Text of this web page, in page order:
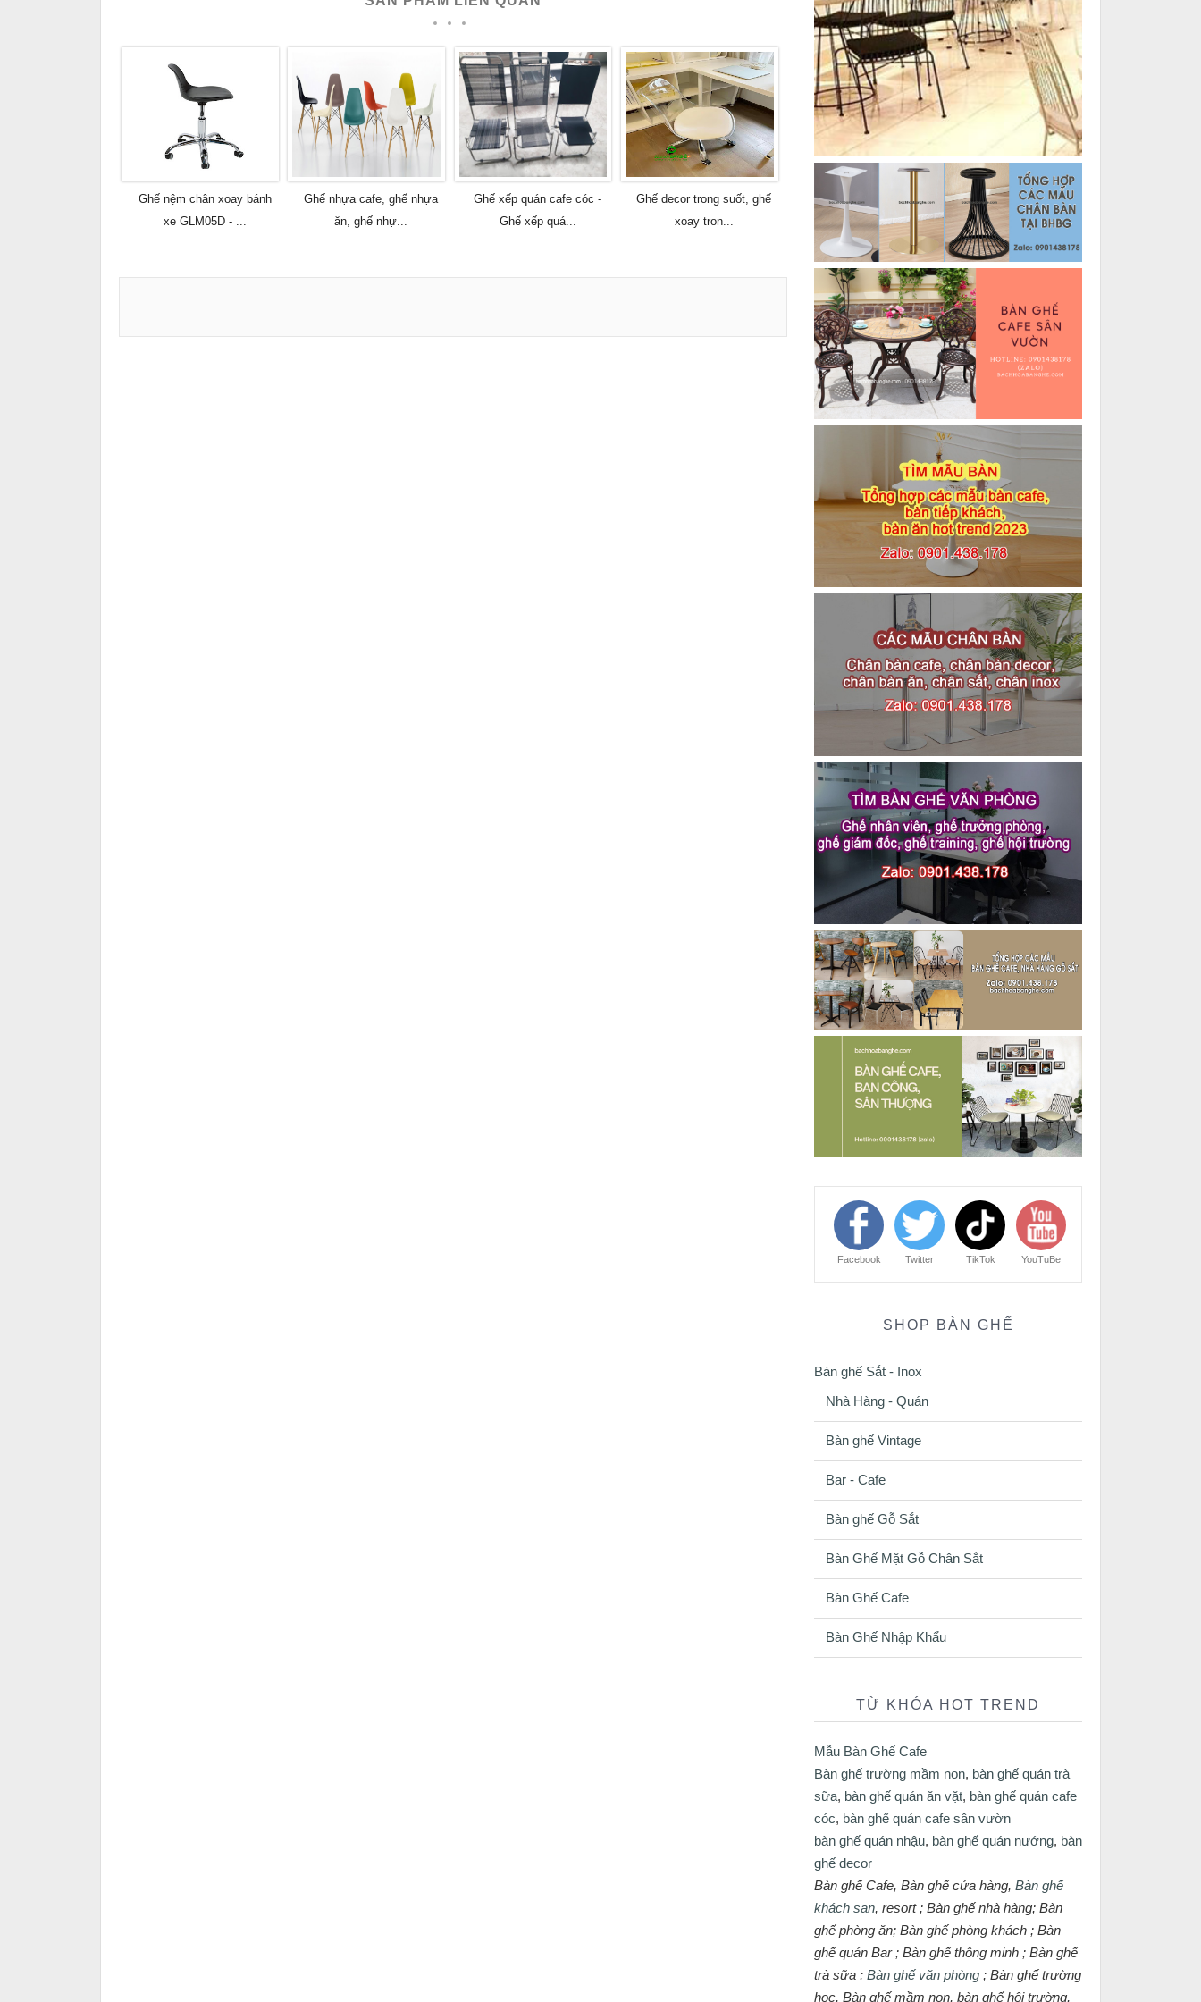
Ghế nệm chân xoay bánh
xe GLM05D - ...
Ghế nhựa cafe, ghế nhựa
ăn, ghế nhự...
Ghế xếp quán cafe cóc -
Ghế xếp quá...
Ghế decor trong suốt, ghế
xoay tron...
Facebook Twitter TikTok YouTuBe
SHOP BÀN GHẾ
Bàn ghế Sắt - Inox
Nhà Hàng - Quán
Bàn ghế Vintage
Bar - Cafe
Bàn ghế Gỗ Sắt
Bàn Ghế Mặt Gỗ Chân Sắt
Bàn Ghế Cafe
Bàn Ghế Nhập Khẩu
TỪ KHÓA HOT TREND
Mẫu Bàn Ghế Cafe
Bàn ghế trường mầm non, bàn ghế quán trà
sữa, bàn ghế quán ăn vặt, bàn ghế quán cafe
cóc, bàn ghế quán cafe sân vườn
bàn ghế quán nhậu, bàn ghế quán nướng, bàn
ghế decor
Bàn ghế Cafe, Bàn ghế cửa hàng, Bàn ghế
khách sạn, resort ; Bàn ghế nhà hàng; Bàn
ghế phòng ăn; Bàn ghế phòng khách ; Bàn
ghế quán Bar ; Bàn ghế thông minh ; Bàn ghế
trà sữa ; Bàn ghế văn phòng ; Bàn ghế trường
học, Bàn ghế mầm non, bàn ghế hội trường,